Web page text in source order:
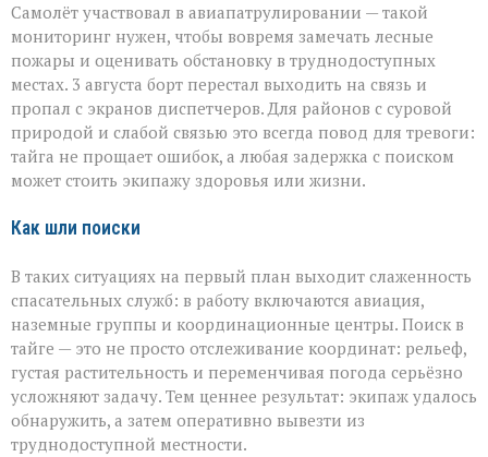
Самолёт участвовал в авиапатрулировании — такой
мониторинг нужен, чтобы вовремя замечать лесные
пожары и оценивать обстановку в труднодоступных
местах. 3 августа борт перестал выходить на связь и
пропал с экранов диспетчеров. Для районов с суровой
природой и слабой связью это всегда повод для тревоги:
тайга не прощает ошибок, а любая задержка с поиском
может стоить экипажу здоровья или жизни.
Как шли поиски
В таких ситуациях на первый план выходит слаженность
спасательных служб: в работу включаются авиация,
наземные группы и координационные центры. Поиск в
тайге — это не просто отслеживание координат: рельеф,
густая растительность и переменчивая погода серьёзно
усложняют задачу. Тем ценнее результат: экипаж удалось
обнаружить, а затем оперативно вывезти из
труднодоступной местности.